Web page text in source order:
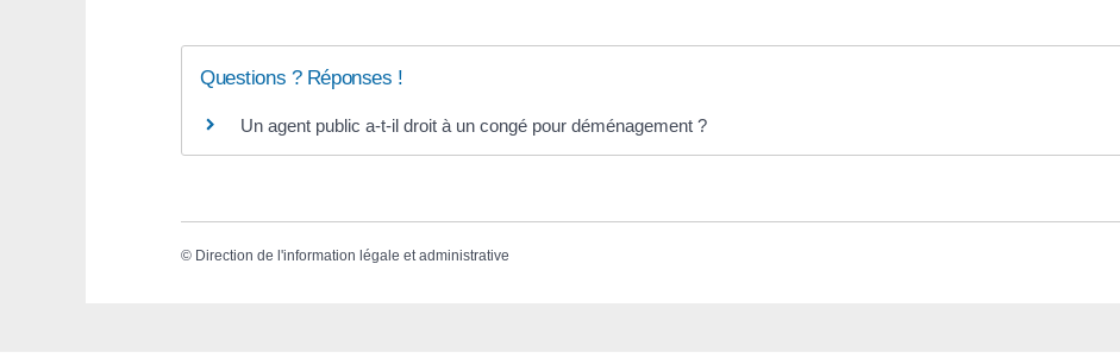
Questions ? Réponses !
Un agent public a-t-il droit à un congé pour déménagement ?
© Direction de l'information légale et administrative